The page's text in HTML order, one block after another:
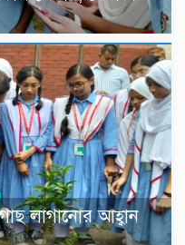
গাছ লাগানোর আহ্বান